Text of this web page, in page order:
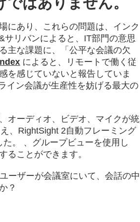
にあり、これらの問題は、インク
サリバンによると、IT部門の意思
主な課題に、「公平な会議の欠
によると、リモートで働く従
を感じていないと報告していま
イン会議が生産性を妨げる最大の
オーディオ、ビデオ、マイクが統
、RightSight 2自動フレーミング
。 、グループビューを使用し
ることができます。
ーザーが会議室にいて、会話の中
？